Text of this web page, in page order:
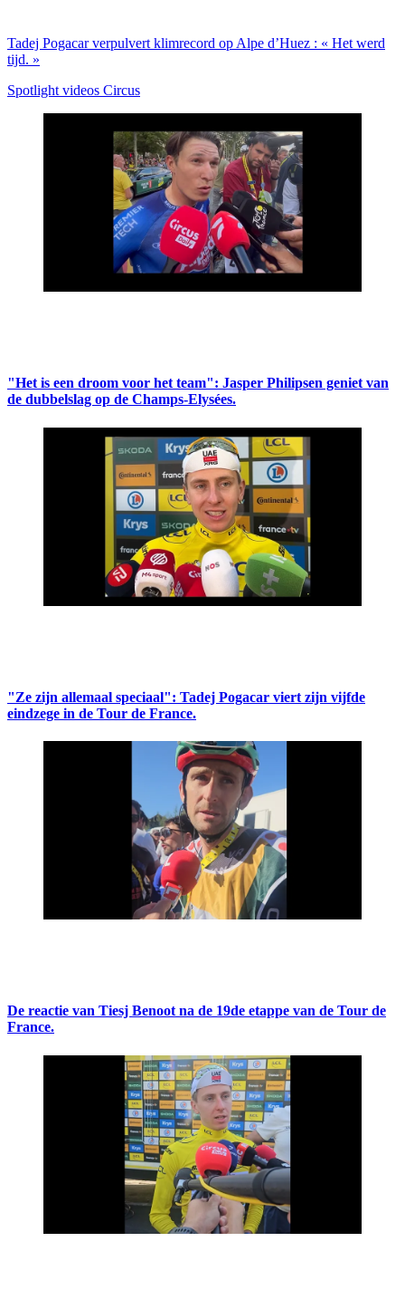
Tadej Pogacar verpulvert klimrecord op Alpe d’Huez : « Het werd
tijd. »
Spotlight videos Circus
"Het is een droom voor het team": Jasper Philipsen geniet van
de dubbelslag op de Champs-Elysées.
"Ze zijn allemaal speciaal": Tadej Pogacar viert zijn vijfde
eindzege in de Tour de France.
De reactie van Tiesj Benoot na de 19de etappe van de Tour de
France.